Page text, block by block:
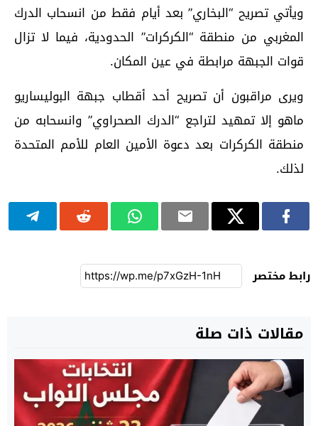
ويأتي تصريح “البخاري” بعد أيام فقط من انسحاب الدرك
المغربي من منطقة “الكركرات” الحدودية، فيما لا تزال
قوات الجبهة مرابطة في عين المكان.
ويرى مراقبون أن تصريح أحد أقطاب جبهة البوليساريو
ماهو إلا تمهيد لتراجع “الدرك الصحراوي” وانسحابه من
منطقة الكركرات بعد دعوة الأمين العام للأمم المتحدة
لذلك.
رابط مختصر
مقالات ذات صلة